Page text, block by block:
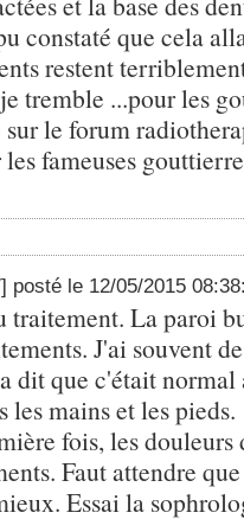
constaté que cela
restent
tremble ...pour les
le forum
fameuses
posté le 12/05/2015
La paroi
J'ai souvent
dit que c'était
les mains et les pieds.
fois, les
Faut attendre
Essai la